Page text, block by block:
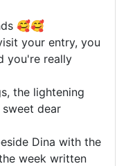
🥰🥰
your entry, you
you're really
the lightening
dear
Dina with the
week written